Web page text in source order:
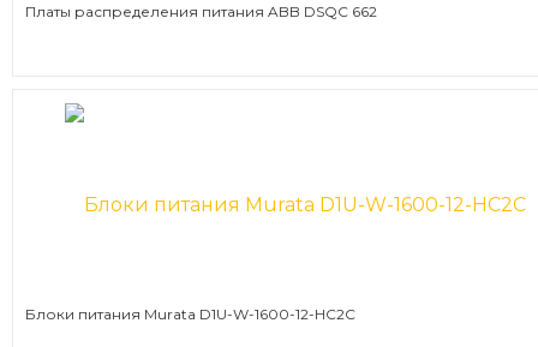
Платы распределения питания ABB DSQC 662
Блоки питания Murata D1U-W-1600-12-HC2C